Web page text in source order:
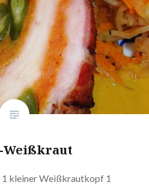
Weißkraut
1 kleiner Weißkrautkopf 1